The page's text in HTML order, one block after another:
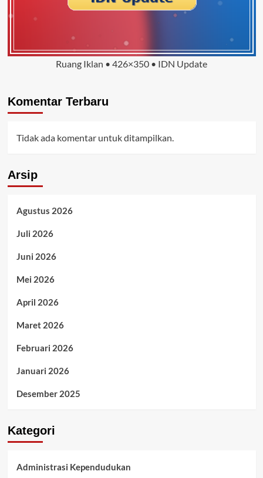
Ruang Iklan • 426×350 • IDN Update
Komentar Terbaru
Tidak ada komentar untuk ditampilkan.
Arsip
Agustus 2026
Juli 2026
Juni 2026
Mei 2026
April 2026
Maret 2026
Februari 2026
Januari 2026
Desember 2025
Kategori
Administrasi Kependudukan